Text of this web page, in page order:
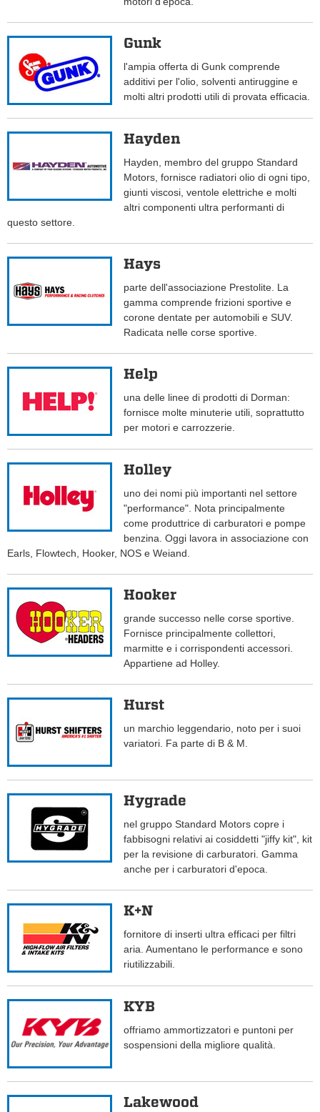
Gunk
l'ampia offerta di Gunk comprende
additivi per l'olio, solventi antiruggine e
molti altri prodotti utili di provata efficacia.
Hayden
Hayden, membro del gruppo Standard
Motors, fornisce radiatori olio di ogni tipo,
giunti viscosi, ventole elettriche e molti
altri componenti ultra performanti di
questo settore.
Hays
parte dell'associazione Prestolite. La
gamma comprende frizioni sportive e
corone dentate per automobili e SUV.
Radicata nelle corse sportive.
Help
una delle linee di prodotti di Dorman:
fornisce molte minuterie utili, soprattutto
per motori e carrozzerie.
Holley
uno dei nomi più importanti nel settore
"performance". Nota principalmente
come produttrice di carburatori e pompe
benzina. Oggi lavora in associazione con
Earls, Flowtech, Hooker, NOS e Weiand.
Hooker
grande successo nelle corse sportive.
Fornisce principalmente collettori,
marmitte e i corrispondenti accessori.
Appartiene ad Holley.
Hurst
un marchio leggendario, noto per i suoi
variatori. Fa parte di B & M.
Hygrade
nel gruppo Standard Motors copre i
fabbisogni relativi ai cosiddetti "jiffy kit", kit
per la revisione di carburatori. Gamma
anche per i carburatori d'epoca.
K+N
fornitore di inserti ultra efficaci per filtri
aria. Aumentano le performance e sono
riutilizzabili.
KYB
offriamo ammortizzatori e puntoni per
sospensioni della migliore qualità.
Lakewood